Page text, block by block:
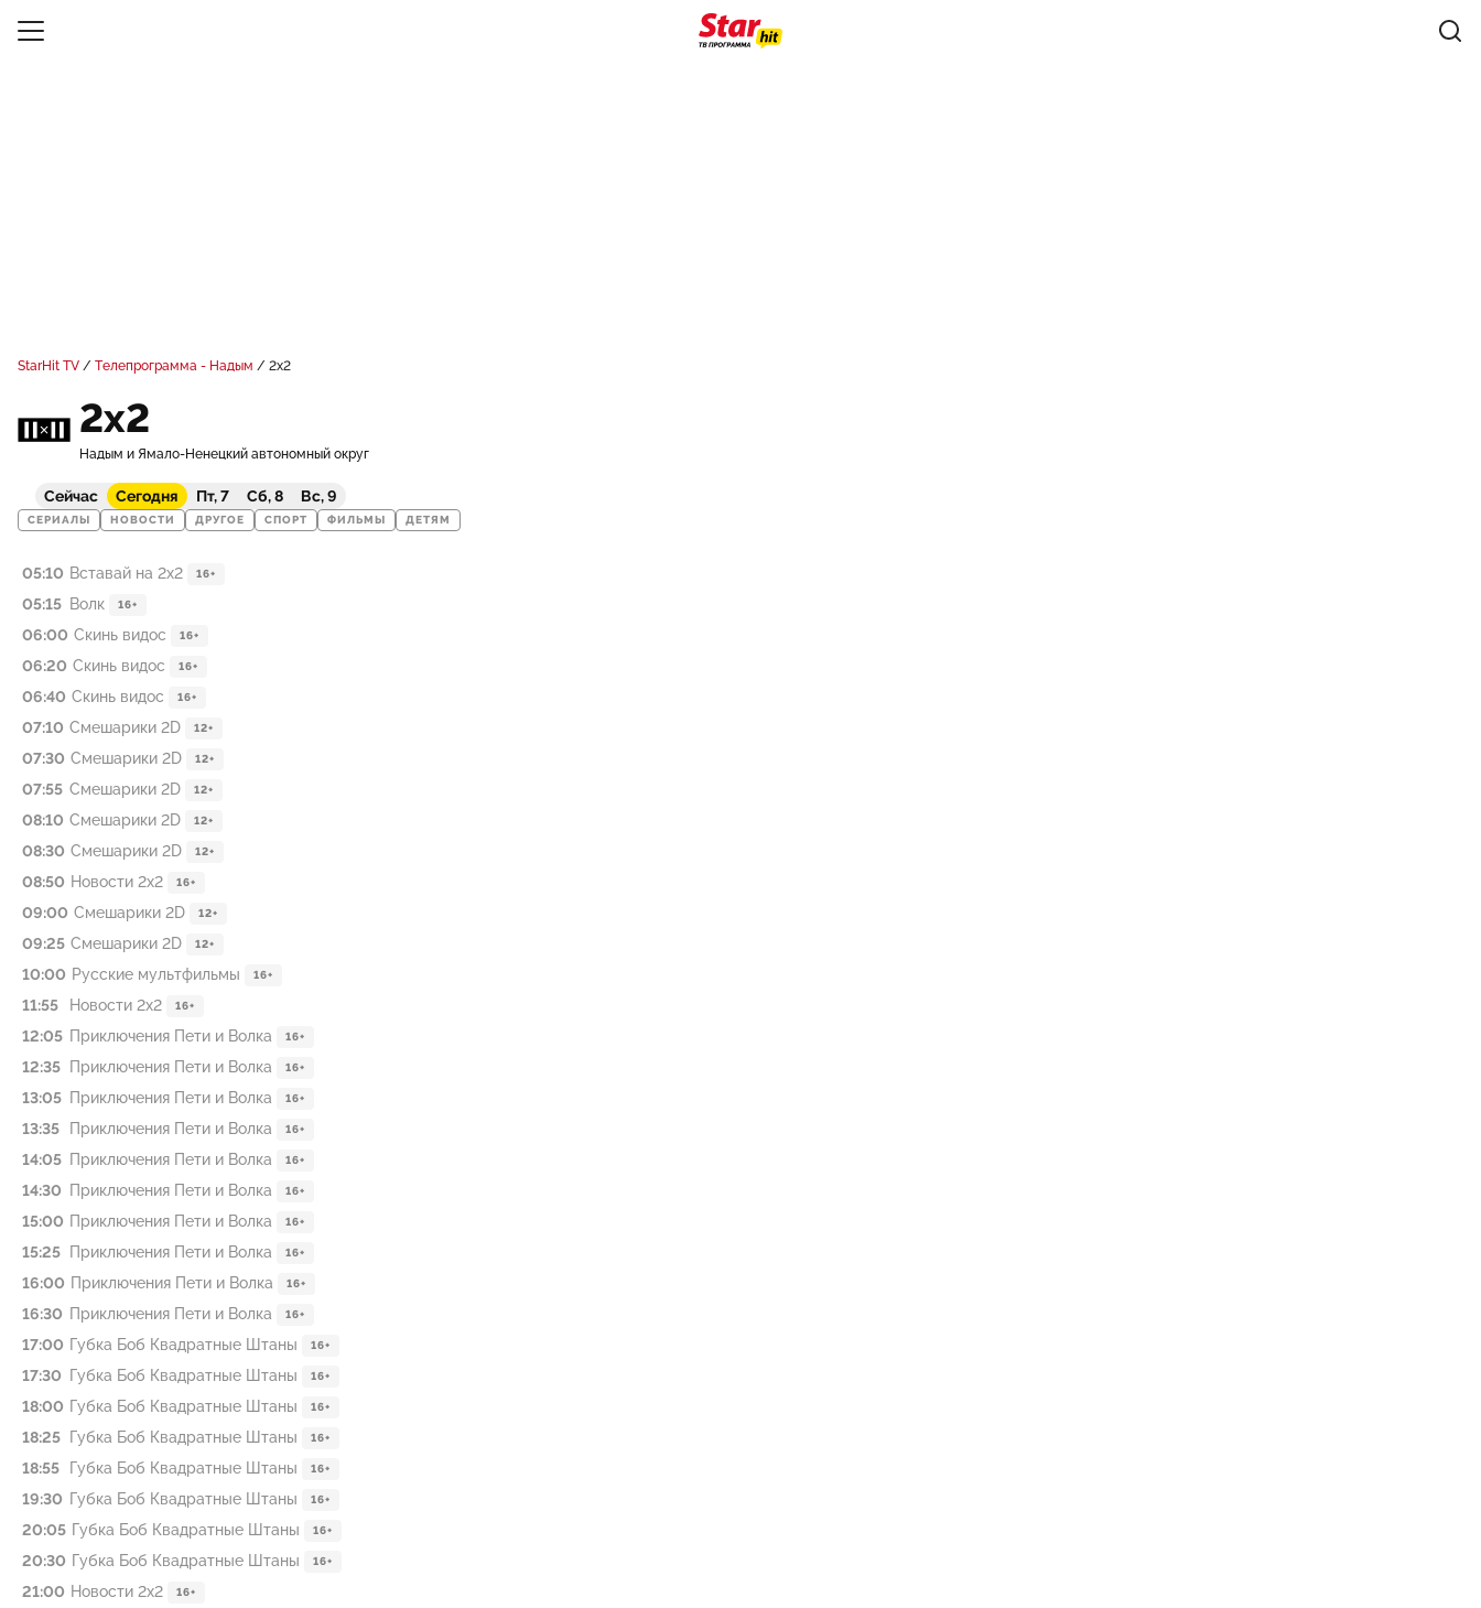
StarHit TV Телепрограмма - Надым 2x2
2x2
Надым и Ямало-Ненецкий автономный округ
Сейчас Сегодня Пт, 7 Сб, 8 Вс, 9
СЕРИАЛЫ НОВОСТИ ДРУГОЕ СПОРТ ФИЛЬМЫ ДЕТЯМ
05:10 Вставай на 2х2 16+
05:15 Волк 16+
06:00 Скинь видос 16+
06:20 Скинь видос 16+
06:40 Скинь видос 16+
07:10 Смешарики 2D 12+
07:30 Смешарики 2D 12+
07:55 Смешарики 2D 12+
08:10 Смешарики 2D 12+
08:30 Смешарики 2D 12+
08:50 Новости 2х2 16+
09:00 Смешарики 2D 12+
09:25 Смешарики 2D 12+
10:00 Русские мультфильмы 16+
11:55 Новости 2х2 16+
12:05 Приключения Пети и Волка 16+
12:35 Приключения Пети и Волка 16+
13:05 Приключения Пети и Волка 16+
13:35 Приключения Пети и Волка 16+
14:05 Приключения Пети и Волка 16+
14:30 Приключения Пети и Волка 16+
15:00 Приключения Пети и Волка 16+
15:25 Приключения Пети и Волка 16+
16:00 Приключения Пети и Волка 16+
16:30 Приключения Пети и Волка 16+
17:00 Губка Боб Квадратные Штаны 16+
17:30 Губка Боб Квадратные Штаны 16+
18:00 Губка Боб Квадратные Штаны 16+
18:25 Губка Боб Квадратные Штаны 16+
18:55 Губка Боб Квадратные Штаны 16+
19:30 Губка Боб Квадратные Штаны 16+
20:05 Губка Боб Квадратные Штаны 16+
20:30 Губка Боб Квадратные Штаны 16+
21:00 Новости 2х2 16+